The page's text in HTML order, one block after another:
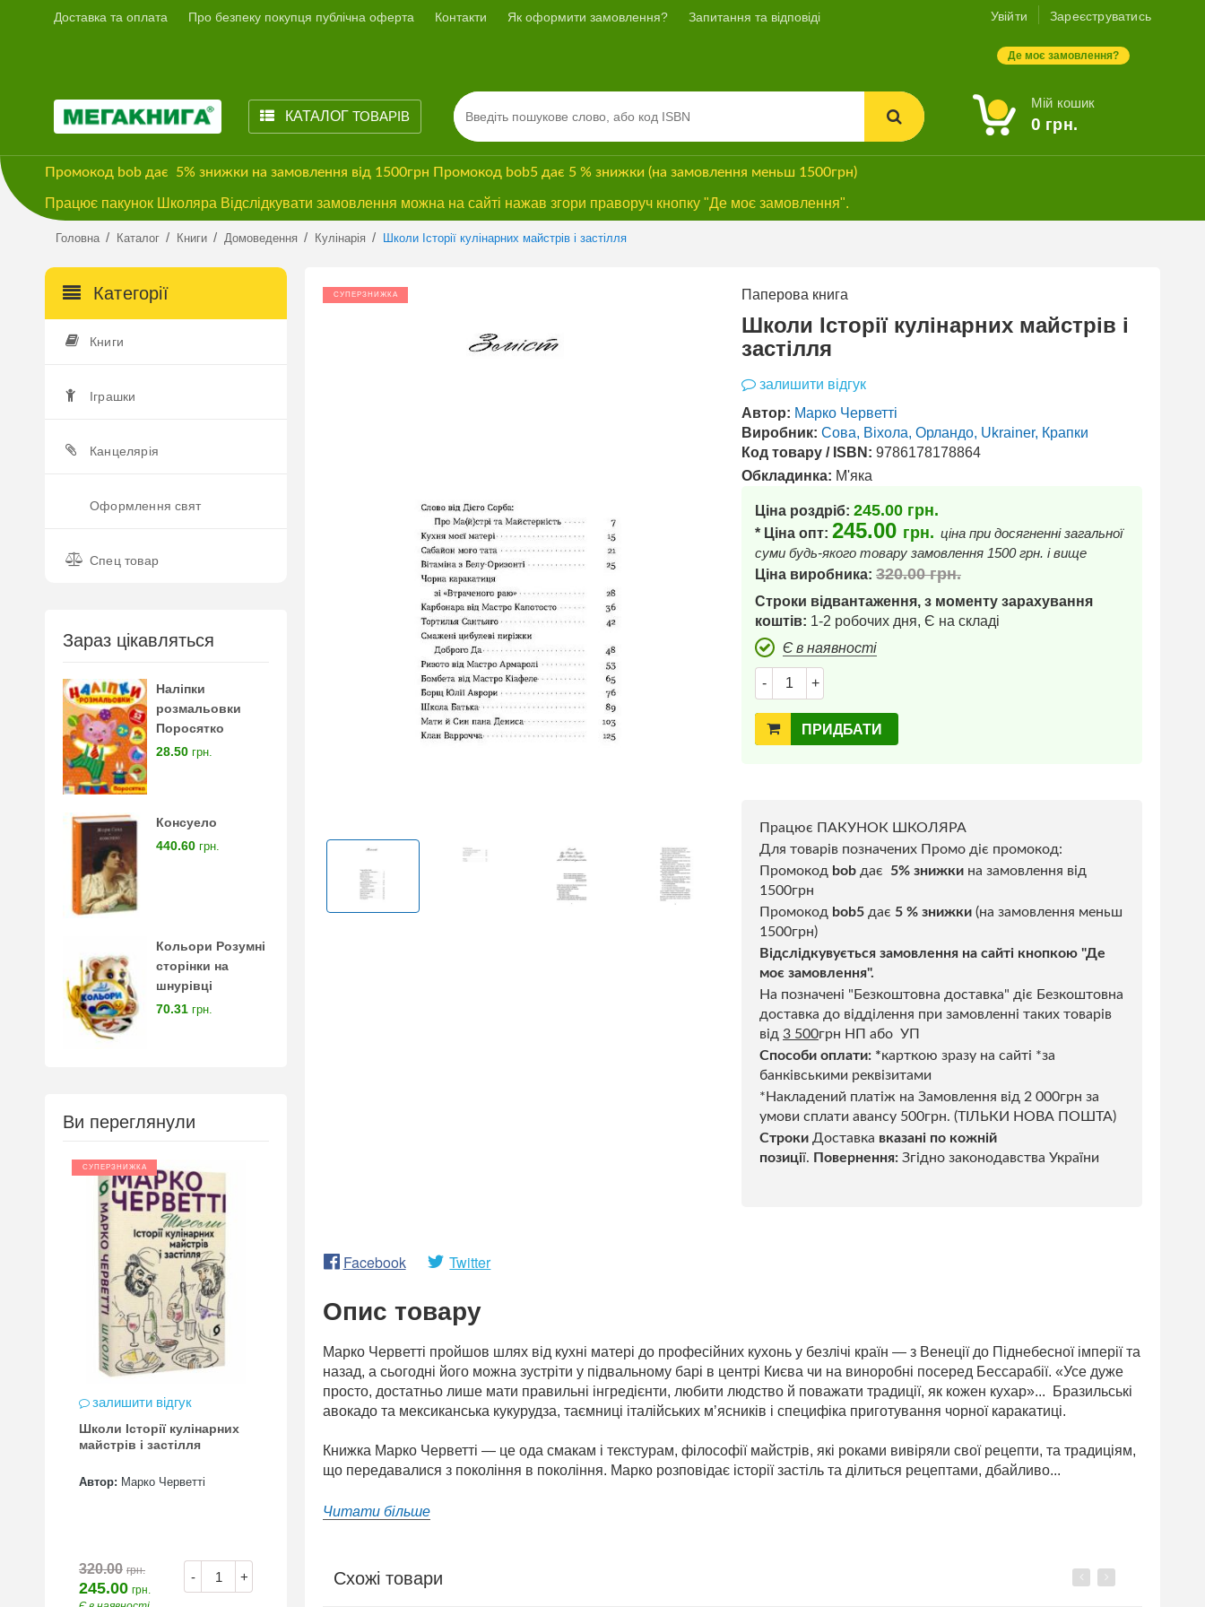
Доставка та оплата Про безпеку покупця публічна оферта Контакти Як оформити замовлення? Запитання та відповіді Увійти Зареєструватись
Де моє замовлення?
КАТАЛОГТОВАРІВ
Мій кошик
0 грн.
Промокод bob дає 5% знижки на замовлення від 1500грн Промокод bob5 дає 5 % знижки (на замовлення меньш 1500грн)
Працює пакунок Школяра Відслідкувати замовлення можна на сайті нажав згори праворуч кнопку "Де моє замовлення".
Головна / Каталог / Книги / Домоведення / Кулінарія / Школи Історії кулінарних майстрів і застілля
Категорії
Книги
Іграшки
Канцелярія
Оформлення свят
Спец товар
Зараз цікавляться
Наліпки
розмальовки
Поросятко
28.50 грн.
Консуело
440.60 грн.
Кольори Розумні
сторінки на
шнурівці
70.31 грн.
Ви переглянули
СУПЕРЗНИЖКА
залишити відгук
Школи Історії кулінарних
майстрів і застілля
Автор: Марко Черветті
- +
320.00 грн.
245.00 грн.
СУПЕРЗНИЖКА СУПЕРЗНИЖКА
Паперова книга
Школи Історії кулінарних майстрів і
застілля
залишити відгук
Автор: Марко Черветті
Виробник: Сова, Віхола, Орландо, Ukrainer, Крапки
Код товару / ISBN: 9786178178864
Обкладинка: М'яка
Ціна роздріб: 245.00 грн.
* Ціна опт: 245.00 грн. ціна при досягненні загальної
суми будь-якого товару замовлення 1500 грн. і вище
Ціна виробника: 320.00грн.
Строки відвантаження, з моменту зарахування
коштів: 1-2 робочих дня, Є на складі
Є в наявності
- +
ПРИДБАТИ
Працює ПАКУНОК ШКОЛЯРА
Для товарів позначених Промо діє промокод:
Промокод bob дає 5% знижки на замовлення від
1500грн
Промокод bob5 дає 5 % знижки (на замовлення меньш
1500грн)
Відслідкувується замовлення на сайті кнопкою "Де
моє замовлення".
На позначені "Безкоштовна доставка" діє Безкоштовна
доставка до відділення при замовленні таких товарів
від 3 500грн НП або УП
Способи оплати: *карткою зразу на сайті *за
банківськими реквізитами
*Накладений платіж на Замовлення від 2 000грн за
умови сплати авансу 500грн. (ТІЛЬКИ НОВА ПОШТА)
Строки Доставка вказані по кожній
позиції. Повернення: Згідно законодавства України
Facebook Twitter
Опис товару
Марко Черветті пройшов шлях від кухні матері до професійних кухонь у безлічі країн — з Венеції до Піднебесної імперії та
назад, а сьогодні його можна зустріти у підвальному барі в центрі Києва чи на виноробні посеред Бессарабії. «Усе дуже
просто, достатньо лише мати правильні інгредієнти, любити людство й поважати традиції, як кожен кухар»... Бразильські
авокадо та мексиканська кукурудза, таємниці італійських мʼясників і специфіка приготування чорної каракатиці.
Книжка Марко Черветті — це ода смакам і текстурам, філософії майстрів, які роками вивіряли свої рецепти, та традиціям,
що передавалися з покоління в покоління. Марко розповідає історії застіль та ділиться рецептами, дбайливо...
Читати більше
Схожі товари Previous
Next